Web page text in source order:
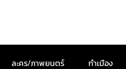
ละคร/ภาพยนตร์ กำเมือง